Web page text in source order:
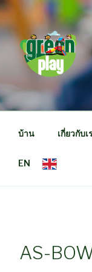
บ้าน เกี่ยวกับเ
EN
AS-